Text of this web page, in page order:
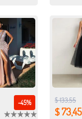
-45% $ 133,55
$ 73,45